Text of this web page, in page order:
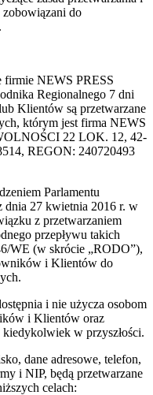
do
firmie NEWS PRESS
Regionalnego 7 dni
Klientów są przetwarzane
którym jest firma NEWS
22 LOK. 12, 42-
REGON: 240720493
Parlamentu
dnia 27 kwietnia 2016 r. w
z przetwarzaniem
przepływu takich
WE (w skrócie „RODO”),
i Klientów do
i nie użycza osobom
i Klientów oraz
kiedykolwiek w przyszłości.
dane adresowe, telefon,
i NIP, będą przetwarzane
celach: